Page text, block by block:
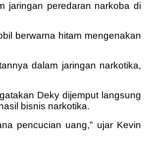
jaringan peredaran narkoba di
berwarna hitam mengenakan
dalam jaringan narkotika,
Deky dijemput langsung
bisnis narkotika.
pencucian uang,” ujar Kevin